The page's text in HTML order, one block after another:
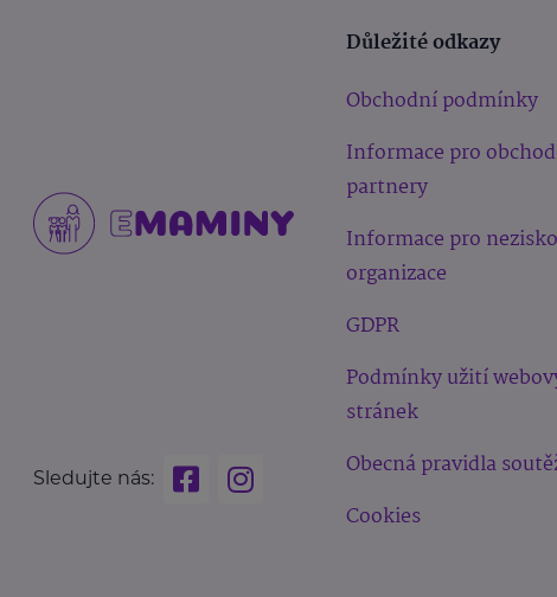
Sledujte nás:
Důležité odkazy
Obchodní podmínky
Informace pro
partnery
Informace pro
organizace
GDPR
Podmínky užití
stránek
Obecná pravidla
Cookies